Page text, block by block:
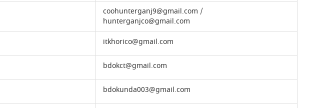
coohunterganj9@gmail.com /
hunterganjco@gmail.com
itkhorico@gmail.com
bdokct@gmail.com
bdokunda003@gmail.com